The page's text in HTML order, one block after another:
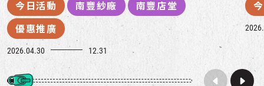
今日活動 南豐紗廠 南豐店堂
優惠推廣
2026.04.30 12.31